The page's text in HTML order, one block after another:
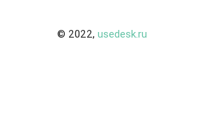
© 2022, usedesk.ru